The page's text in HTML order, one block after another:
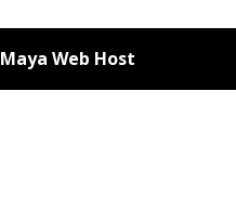
Maya Web Host